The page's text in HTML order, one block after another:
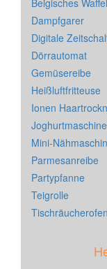
Dampfgarer
Digitale
Dörrautomat
Gemüsereibe
Heißluftfritteuse
Ionen
Joghurtmaschine
Mini-
Parmesanreibe
Partypfanne
Teigrolle
Tischräucherofen